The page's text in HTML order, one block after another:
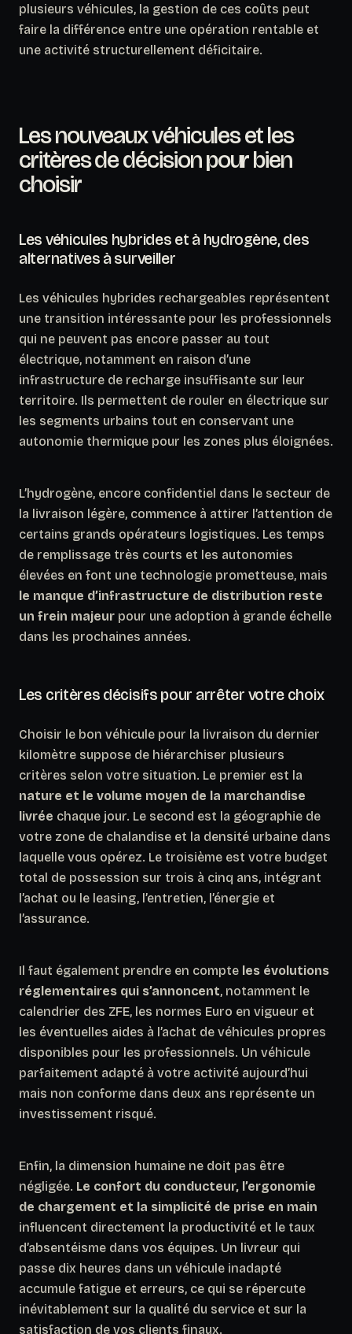
plusieurs véhicules, la gestion de ces coûts peut
faire la différence entre une opération rentable et
une activité structurellement déficitaire.
Les nouveaux véhicules et les
critères de décision pour bien
choisir
Les véhicules hybrides et à hydrogène, des
alternatives à surveiller
Les véhicules hybrides rechargeables représentent
une transition intéressante pour les professionnels
qui ne peuvent pas encore passer au tout
électrique, notamment en raison d’une
infrastructure de recharge insuffisante sur leur
territoire. Ils permettent de rouler en électrique sur
les segments urbains tout en conservant une
autonomie thermique pour les zones plus éloignées.
L’hydrogène, encore confidentiel dans le secteur de
la livraison légère, commence à attirer l’attention de
certains grands opérateurs logistiques. Les temps
de remplissage très courts et les autonomies
élevées en font une technologie prometteuse, mais
le manque d’infrastructure de distribution reste
un frein majeur pour une adoption à grande échelle
dans les prochaines années.
Les critères décisifs pour arrêter votre choix
Choisir le bon véhicule pour la livraison du dernier
kilomètre suppose de hiérarchiser plusieurs
critères selon votre situation. Le premier est la
nature et le volume moyen de la marchandise
livrée chaque jour. Le second est la géographie de
votre zone de chalandise et la densité urbaine dans
laquelle vous opérez. Le troisième est votre budget
total de possession sur trois à cinq ans, intégrant
l’achat ou le leasing, l’entretien, l’énergie et
l’assurance.
Il faut également prendre en compte les évolutions
réglementaires qui s’annoncent, notamment le
calendrier des ZFE, les normes Euro en vigueur et
les éventuelles aides à l’achat de véhicules propres
disponibles pour les professionnels. Un véhicule
parfaitement adapté à votre activité aujourd’hui
mais non conforme dans deux ans représente un
investissement risqué.
Enfin, la dimension humaine ne doit pas être
négligée. Le confort du conducteur, l’ergonomie
de chargement et la simplicité de prise en main
influencent directement la productivité et le taux
d’absentéisme dans vos équipes. Un livreur qui
passe dix heures dans un véhicule inadapté
accumule fatigue et erreurs, ce qui se répercute
inévitablement sur la qualité du service et sur la
satisfaction de vos clients finaux.